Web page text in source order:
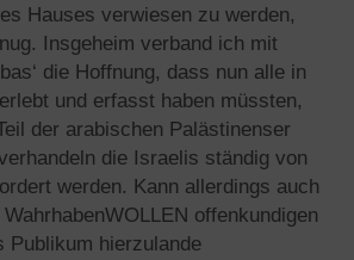
Hauses verwiesen zu werden,
Insgeheim verband ich mit
die Hoffnung, dass nun alle in
und erfasst haben müssten,
der arabischen Palästinenser
die Israelis ständig von
werden. Kann allerdings auch
offenkundigen
Publikum hierzulande